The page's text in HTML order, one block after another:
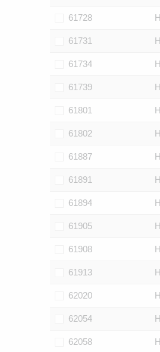
61728
61731
61734
61739
61801
61802
61887
61891
61894
61905
61908
61913
62020
62054
62058